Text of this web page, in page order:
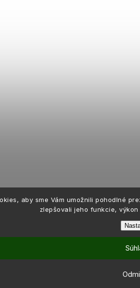
aby sme Vám umožnili pohodlné
zlepšovali jeho funkcie,